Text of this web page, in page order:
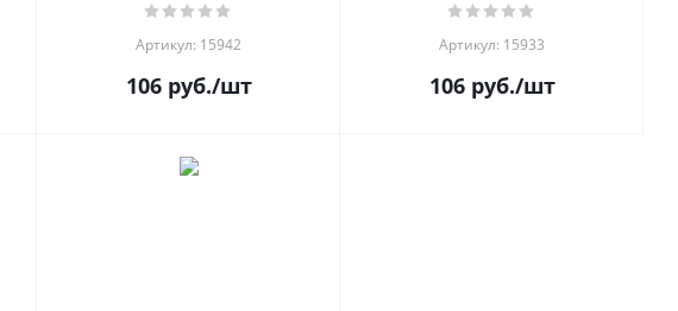
Артикул: 15942
106руб./шт
Артикул: 15933
106руб./шт